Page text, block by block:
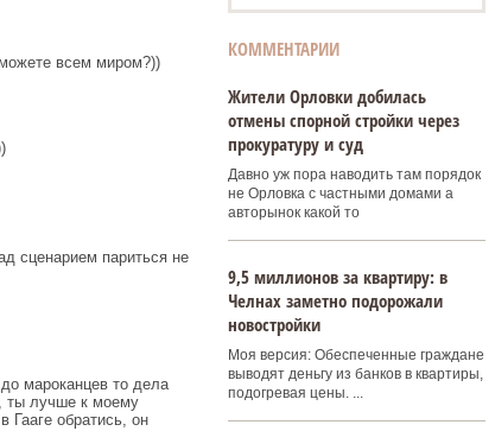
всем миром?))
сценарием париться не
мароканцев то дела
ты лучше к моему
обратись, он
КОММЕНТАРИИ
Жители Орловки добилась
отмены спорной стройки через
прокуратуру и суд
Давно уж пора наводить там порядок
не Орловка с частными домами а
авторынок какой то
9,5 миллионов за квартиру: в
Челнах заметно подорожали
новостройки
Моя версия: Обеспеченные граждане
выводят деньгу из банков в квартиры,
подогревая цены. ...